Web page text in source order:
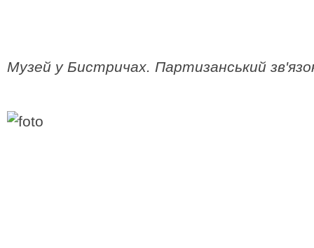
Музей у Бистричах. Партизанський